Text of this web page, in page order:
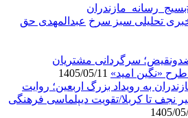
خبری تحلیلی سبز سرخ عبدالمهدی حق
سرگردانی مشتریان
«نگین امید»
به رویداد بزرگ اربعین؛ روایت
نجف تا کربلا/تقویت دیپلماسی فرهنگی